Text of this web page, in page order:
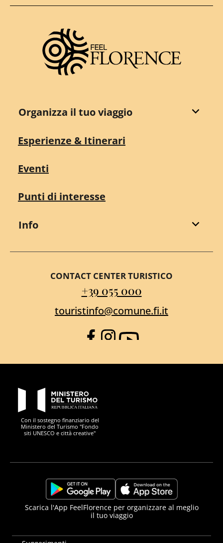
Organizza il tuo viaggio
Esperienze & Itinerari
Eventi
Punti di interesse
Info
CONTACT CENTER TURISTICO
+39 055 000
touristinfo@comune.fi.it
Facebook
Instagram
YouTube
Con il sostegno finanziario del
Ministero del Turismo "Fondo
siti UNESCO e città creative"
https://play.google.com/store/apps/details?
id=it.silfi.feelflorence
https://apps.apple.com/it/app/
Scarica l'App FeelFlorence per organizzare al meglio
il tuo viaggio